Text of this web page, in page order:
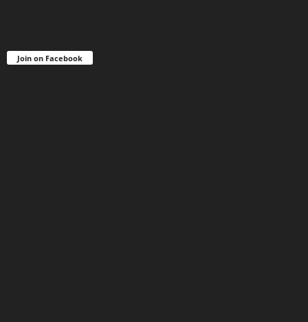
Join on Facebook